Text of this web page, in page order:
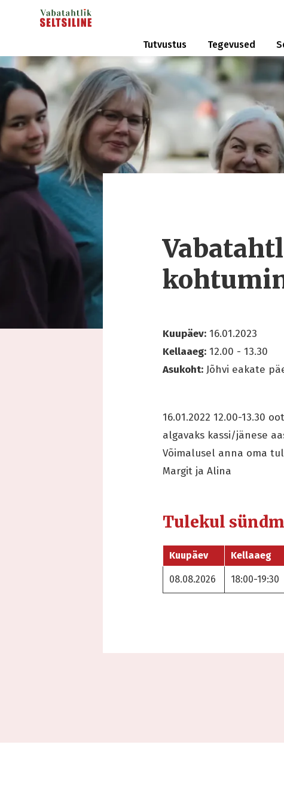
Tutvustus Tegevused
Kuupäev: 16.01.2023
Kellaaeg: 12.00 - 13.30
Asukoht: Jõhvi eakate
16.01.2022 12.00-13.30
algavaks kassi/jänese
Võimalusel anna oma
Margit ja Alina
Tulekul
Kuupäev Kellaaeg
08.08.2026 18:00-19:30